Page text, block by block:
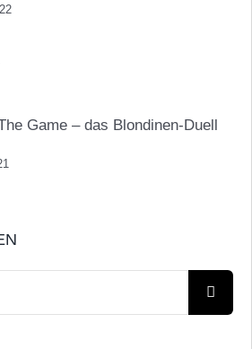
Game – das Blondinen-Duell